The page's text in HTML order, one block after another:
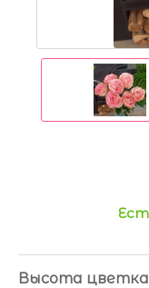
Высота